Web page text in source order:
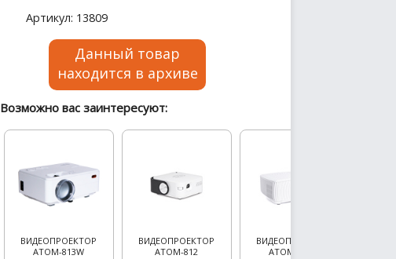
Артикул: 13809
Данный товар
находится в архиве
Возможно вас заинтересуют:
ВИДЕОПРОЕКТОР
ATOM-813W
ВИДЕОПРОЕКТОР
ATOM-812
ВИДЕОПРОЕКТОР
ATOM-816W